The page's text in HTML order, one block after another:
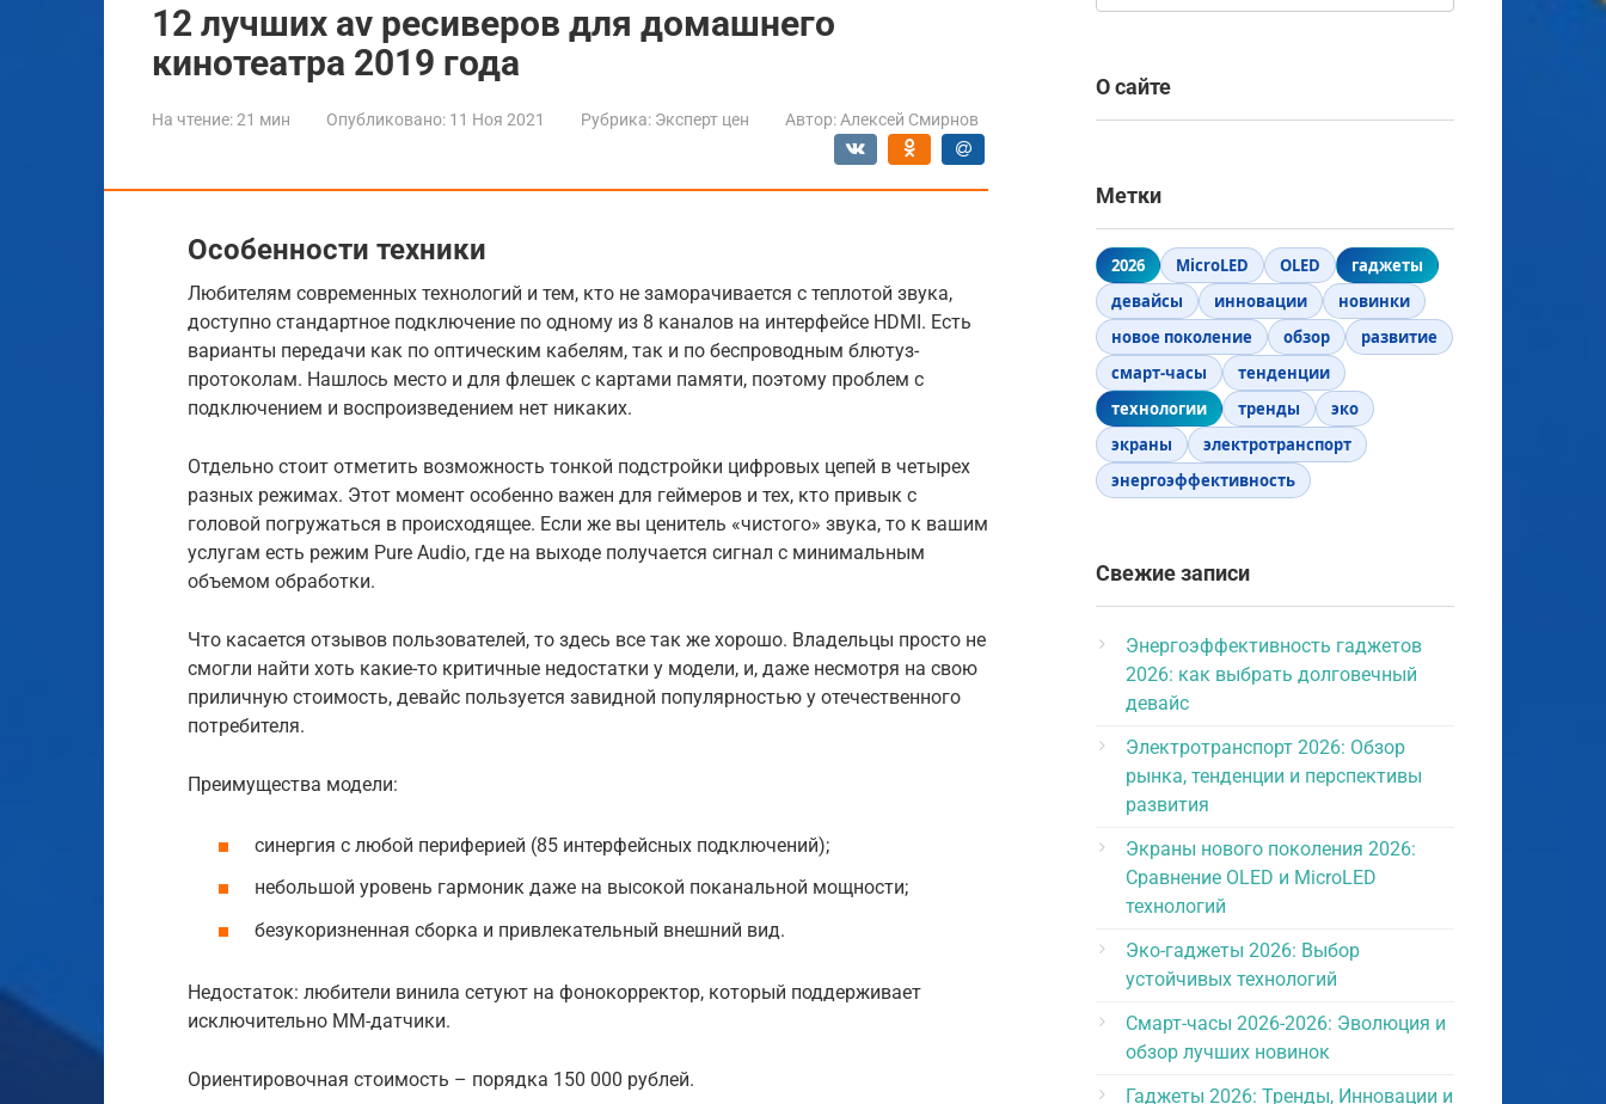
12 лучших av ресиверов для домашнего
кинотеатра 2019 года
На чтение:21 мин Опубликовано: 11 Ноя 2021 Рубрика: Эксперт цен Автор: Алексей Смирнов
Особенности техники
Любителям современных технологий и тем, кто не заморачивается с теплотой звука,
доступно стандартное подключение по одному из 8 каналов на интерфейсе HDMI. Есть
варианты передачи как по оптическим кабелям, так и по беспроводным блютуз-
протоколам. Нашлось место и для флешек с картами памяти, поэтому проблем с
подключением и воспроизведением нет никаких.
Отдельно стоит отметить возможность тонкой подстройки цифровых цепей в четырех
разных режимах. Этот момент особенно важен для геймеров и тех, кто привык с
головой погружаться в происходящее. Если же вы ценитель «чистого» звука, то к вашим
услугам есть режим Pure Audio, где на выходе получается сигнал с минимальным
объемом обработки.
Что касается отзывов пользователей, то здесь все так же хорошо. Владельцы просто не
смогли найти хоть какие-то критичные недостатки у модели, и, даже несмотря на свою
приличную стоимость, девайс пользуется завидной популярностью у отечественного
потребителя.
Преимущества модели:
синергия с любой периферией (85 интерфейсных подключений);
небольшой уровень гармоник даже на высокой поканальной мощности;
безукоризненная сборка и привлекательный внешний вид.
Недостаток: любители винила сетуют на фонокорректор, который поддерживает
исключительно ММ-датчики.
Ориентировочная стоимость – порядка 150 000 рублей.
О сайте
Метки
2026 MicroLED OLED
гаджеты
девайсы
инновации
новинки
новое поколение
обзор
развитие
смарт-часы
тенденции
технологии
тренды
эко
экраны
электротранспорт
энергоэффективность
Свежие записи
Энергоэффективность гаджетов
2026: как выбрать долговечный
девайс
Электротранспорт 2026: Обзор
рынка, тенденции и перспективы
развития
Экраны нового поколения 2026:
Сравнение OLED и MicroLED
технологий
Эко-гаджеты 2026: Выбор
устойчивых технологий
Смарт-часы 2026-2026: Эволюция и
обзор лучших новинок
Гаджеты 2026: Тренды, Инновации и